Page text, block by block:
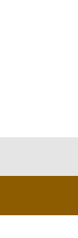
に
キ